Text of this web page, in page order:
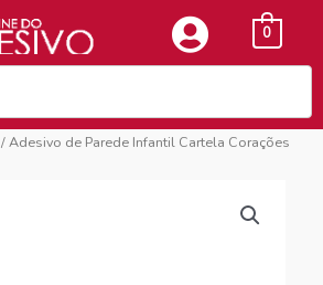
0
/ Adesivo de Parede Infantil Cartela Corações